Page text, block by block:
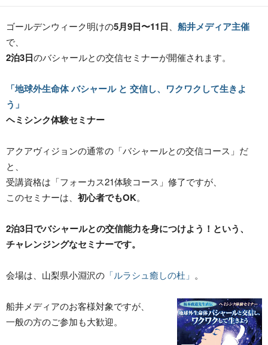
ゴールデンウィーク明けの5月9日〜11日 船井メディア主催
で、
2泊3日のバシャールとの交信セミナーが開催されます。
「地球外生命体 バシャール と 交信し、ワクワクして生きよ
う」
ヘミシンク体験セミナー
アクアヴィジョンの通常の「バシャールとの交信コース」だ
と、
受講資格は「フォーカス21体験コース」修了ですが、
このセミナーは、 初心者でもOK。
2泊3日でバシャールとの交信能力を身につけよう！という、
チャレンジングなセミナーです。
会場は、山梨県小淵沢の 「ルラシュ癒しの杜」 。
船井メディアのお客様対象ですが、
一般の方のご参加も大歓迎。